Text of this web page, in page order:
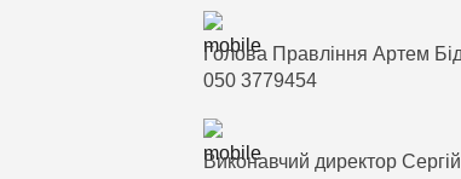
Голова Правління Артем
050 3779454
Виконавчий директор